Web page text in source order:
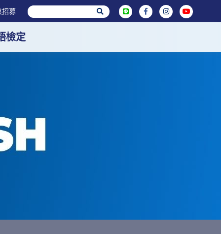
招募
檢定